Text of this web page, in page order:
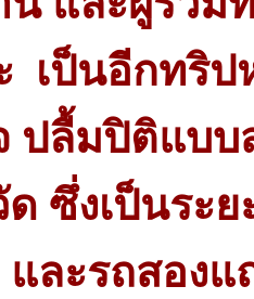
เป็นอีกทริ
ปลื้มปิติแบบ
ด ซึ่งเป็นระ
และรถสอง